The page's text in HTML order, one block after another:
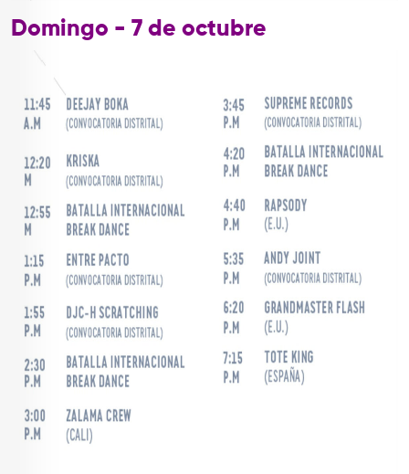
Domingo - 7 de octubre